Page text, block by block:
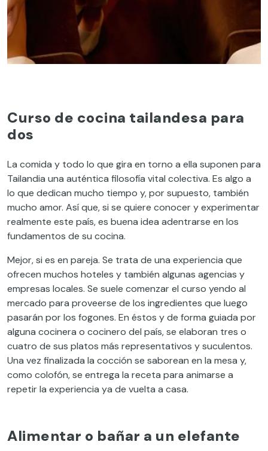
Curso de cocina tailandesa para
dos
La comida y todo lo que gira en torno a ella suponen para
Tailandia una auténtica filosofía vital colectiva. Es algo a
lo que dedican mucho tiempo y, por supuesto, también
mucho amor. Así que, si se quiere conocer y experimentar
realmente este país, es buena idea adentrarse en los
fundamentos de su cocina.
Mejor, si es en pareja. Se trata de una experiencia que
ofrecen muchos hoteles y también algunas agencias y
empresas locales. Se suele comenzar el curso yendo al
mercado para proveerse de los ingredientes que luego
pasarán por los fogones. En éstos y de forma guiada por
alguna cocinera o cocinero del país, se elaboran tres o
cuatro de sus platos más representativos y suculentos.
Una vez finalizada la cocción se saborean en la mesa y,
como colofón, se entrega la receta para animarse a
repetir la experiencia ya de vuelta a casa.
Alimentar o bañar a un elefante